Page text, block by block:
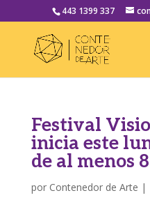
443 1399 337
Festival
inicia este
de al menos
por Contenedor de Arte |